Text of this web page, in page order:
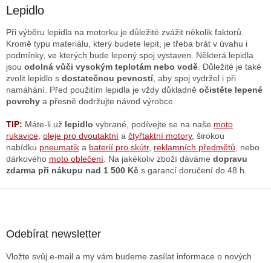
Lepidlo
Při výběru lepidla na motorku je důležité zvážit několik faktorů.
Kromě typu materiálu, který budete lepit, je třeba brát v úvahu i
podmínky, ve kterých bude lepený spoj vystaven. Některá lepidla
jsou odolná vůči vysokým teplotám nebo vodě. Důležité je také
zvolit lepidlo s dostatečnou pevností, aby spoj vydržel i při
namáhání. Před použitím lepidla je vždy důkladně očistěte lepené
povrchy a přesně dodržujte návod výrobce.
TIP: Máte-li už lepidlo vybrané, podívejte se na naše moto
rukavice, oleje pro dvoutaktní a čtyřtaktní motory, širokou
nabídku pneumatik a baterií pro skútr, reklamních předmětů, nebo
dárkového moto oblečení. Na jakékoliv zboží dáváme dopravu
zdarma při nákupu nad 1 500 Kč s garancí doručení do 48 h.
Odebírat newsletter
Vložte svůj e-mail a my vám budeme zasílat informace o nových